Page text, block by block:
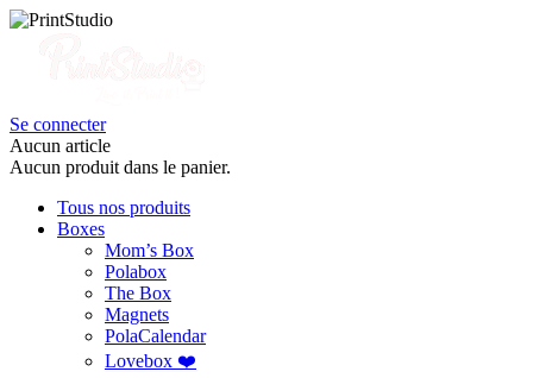
Se connecter
Aucun article
Aucun produit dans le panier.
Tous nos produits
Boxes
Mom’s Box
Polabox
The Box
Magnets
PolaCalendar
Lovebox ❤️